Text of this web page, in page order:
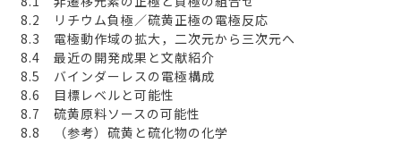
8.2 リチウム負極／硫黄正極の電極反応
8.3 電極動作域の拡大，二次元から三次元へ
8.4 最近の開発成果と文献紹介
8.5 バインダーレスの電極構成
8.6 目標レベルと可能性
8.7 硫黄原料ソースの可能性
8.8 （参考）硫黄と硫化物の化学